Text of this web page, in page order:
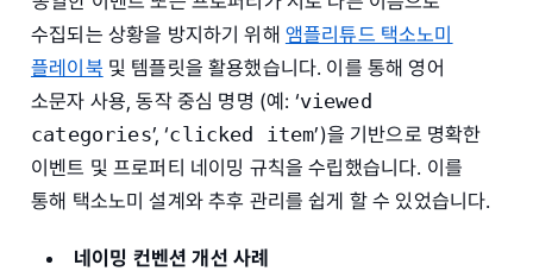
수집되는 상황을 방지하기 위해 앰플리튜드 택소노미
플레이북 및 템플릿을 활용했습니다. 이를 통해 영어
소문자 사용, 동작 중심 명명 (예: ‘viewed
categories’, ‘clicked item’)을 기반으로 명확한
이벤트 및 프로퍼티 네이밍 규칙을 수립했습니다. 이를
통해 택소노미 설계와 추후 관리를 쉽게 할 수 있었습니다.
네이밍 컨벤션 개선 사례